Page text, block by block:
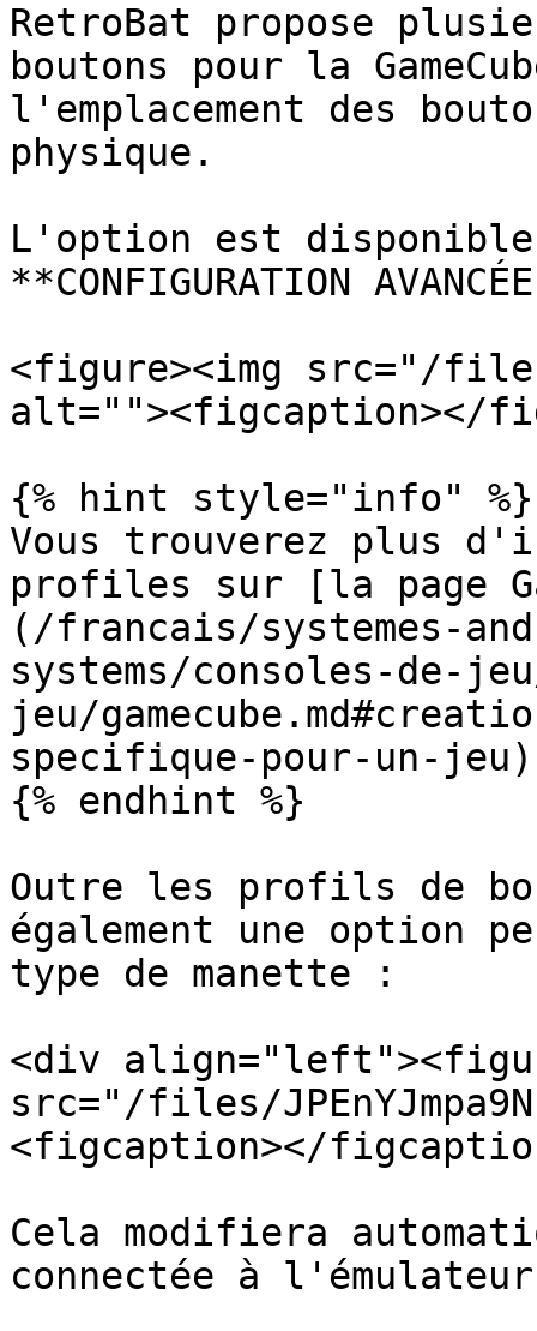
RetroBat propose
boutons pour la
l'emplacement des
physique.
L'option est disponible
**CONFIGURATION
<figure><img src="/files/
alt=""><figcaption></
{% hint style="info" %}
Vous trouverez plus
profiles sur [la page
(/francais/systemes-
systems/consoles-de-
jeu/
specifique-pour-un-
{% endhint %}
Outre les profils de
également une option
type de manette :
<div
src="/files/
<figcaption></
Cela modifiera
connectée à